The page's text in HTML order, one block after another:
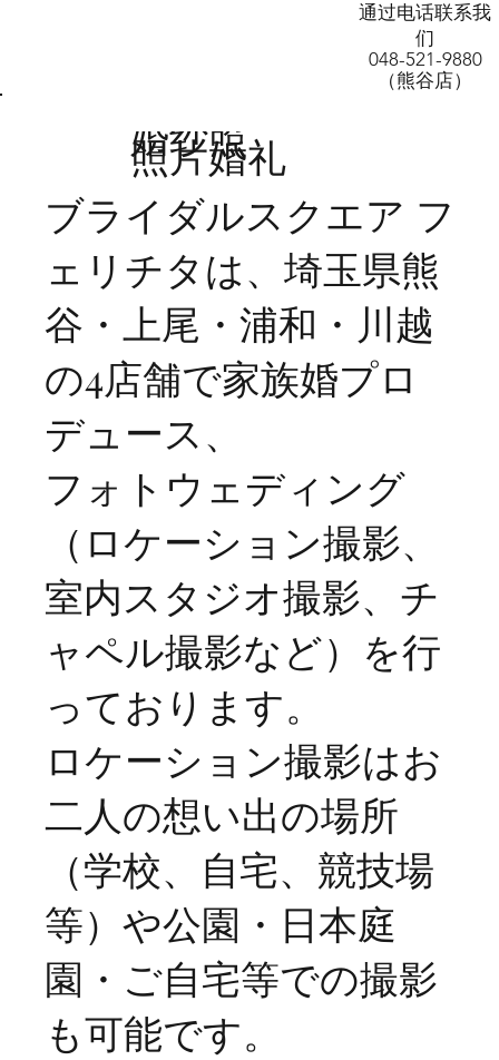
通过电话联系我
们
048-521-9880
（熊谷店）
婚纱照
​照片婚礼
ブライダルスクエア フ
ェリチタは、埼玉県熊
谷・上尾・浦和・川越
の4店舗で家族婚プロ
デュース、
フォトウェディング
（ロケーション撮影、
室内スタジオ撮影、チ
ャペル撮影など）を行
っております。
​ロケーション撮影はお
二人の想い出の場所
（学校、自宅、競技場
等）や公園・日本庭
園・ご自宅等での撮影
も可能です。